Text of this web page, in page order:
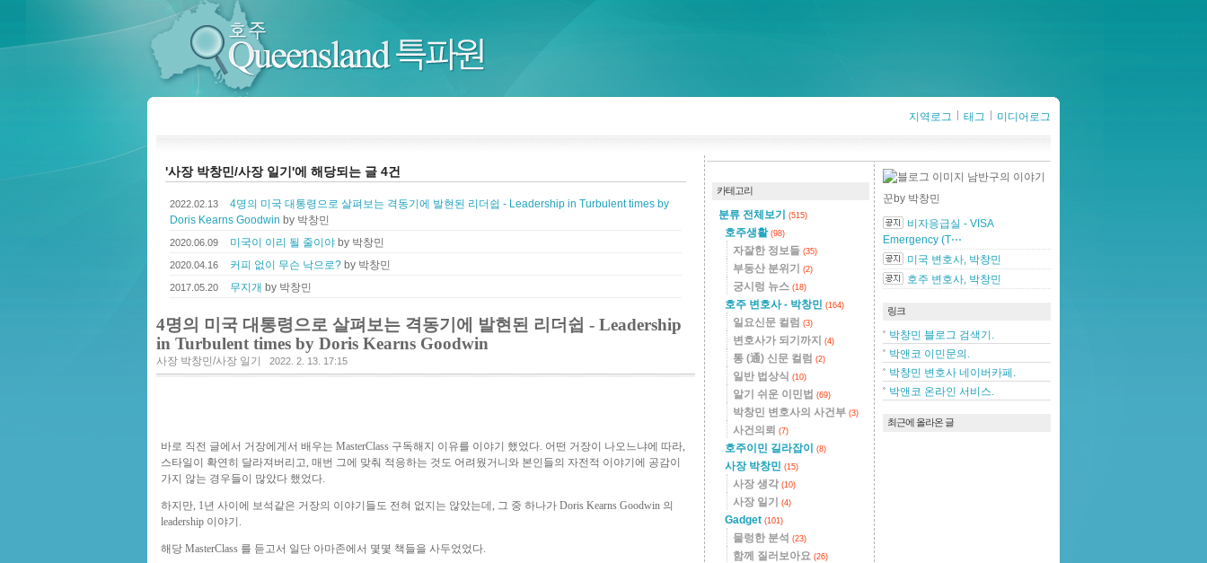
지역로그 태그 미디어로그
'사장 박창민/사장 일기'에 해당되는 글 4건
2022.02.13
4명의 미국 대통령으로 살펴보는 격동기에 발현된 리더쉽 - Leadership in Turbulent times by
Doris Kearns Goodwin by 박창민
2020.06.09 미국이 이리 될 줄이야 by 박창민
2020.04.16 커피 없이 무슨 낙으로? by 박창민
2017.05.20 무지개 by 박창민
4명의 미국 대통령으로 살펴보는 격동기에 발현된 리더쉽 - Leadership
in Turbulent times by Doris Kearns Goodwin
사장 박창민/사장 일기 2022. 2. 13. 17:15
바로 직전 글에서 거장에게서 배우는 MasterClass 구독해지 이유를 이야기 했었다. 어떤 거장이 나오느냐에 따라,
스타일이 확연히 달라져버리고, 매번 그에 맞춰 적응하는 것도 어려웠거니와 본인들의 자전적 이야기에 공감이
가지 않는 경우들이 많았다 했었다.
하지만, 1년 사이에 보석같은 거장의 이야기들도 전혀 없지는 않았는데, 그 중 하나가 Doris Kearns Goodwin 의
leadership 이야기.
해당 MasterClass 를 듣고서 일단 아마존에서 몇몇 책들을 사두었었다.
남반구의 이야기
꾼by 박창민
비자응급실 - VISA
Emergency (T⋯
미국 변호사, 박창민
호주 변호사, 박창민
링크
박창민 블로그 검색기.
박앤코 이민문의.
박창민 변호사 네이버카페.
박앤코 온라인 서비스.
최근에 올라온 글
카테고리
분류 전체보기 (515)
호주생활 (98)
자잘한 정보들 (35)
부동산 분위기 (2)
궁시렁 뉴스 (18)
호주 변호사 - 박창민 (164)
일요신문 컬럼 (3)
변호사가 되기까지 (4)
통 (通) 신문 컬럼 (2)
일반 법상식 (10)
알기 쉬운 이민법 (69)
박창민 변호사의 사건부 (3)
사건의뢰 (7)
호주이민 길라잡이 (8)
사장 박창민 (15)
사장 생각 (10)
사장 일기 (4)
Gadget (101)
물렁한 분석 (23)
함께 질러보아요 (26)